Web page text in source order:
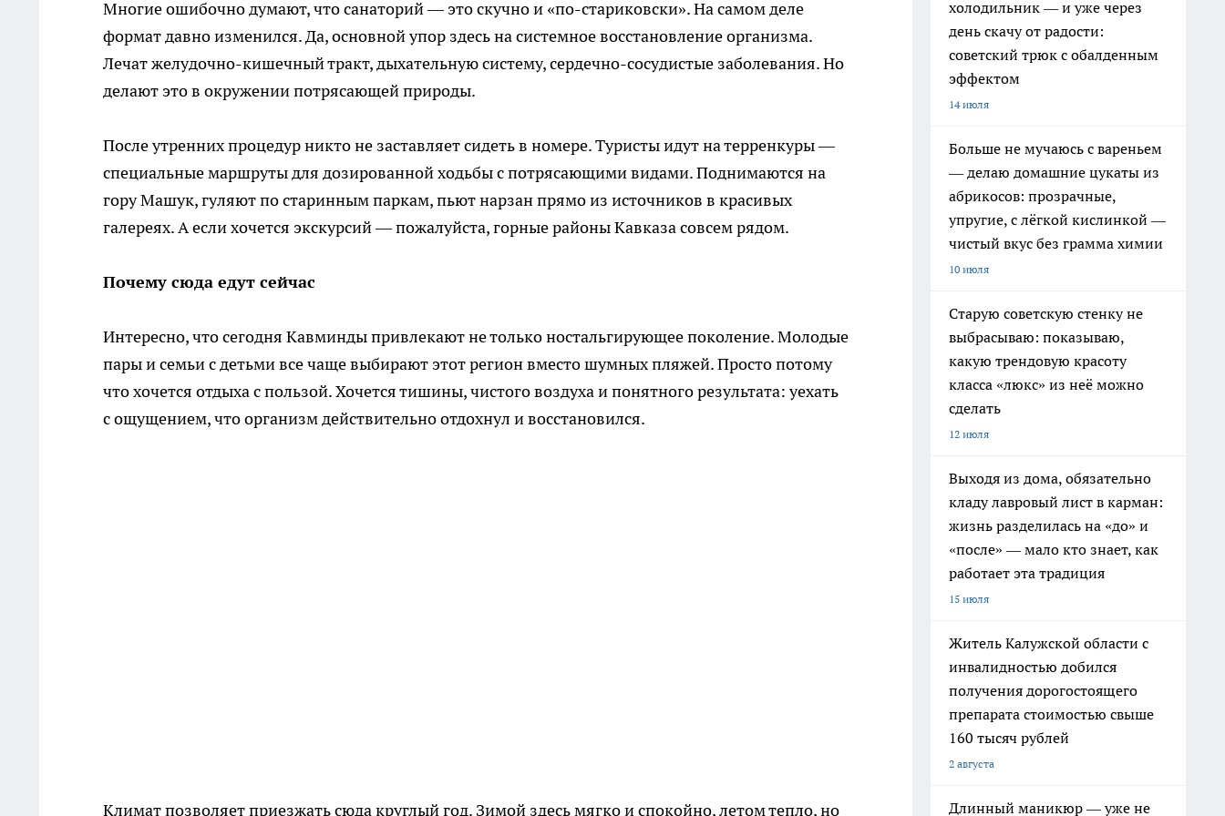
Многие ошибочно думают, что санаторий — это скучно и «по-стариковски». На самом деле
формат давно изменился. Да, основной упор здесь на системное восстановление организма.
Лечат желудочно-кишечный тракт, дыхательную систему, сердечно-сосудистые заболевания. Но
делают это в окружении потрясающей природы.
После утренних процедур никто не заставляет сидеть в номере. Туристы идут на терренкуры —
специальные маршруты для дозированной ходьбы с потрясающими видами. Поднимаются на
гору Машук, гуляют по старинным паркам, пьют нарзан прямо из источников в красивых
галереях. А если хочется экскурсий — пожалуйста, горные районы Кавказа совсем рядом.
Почему сюда едут сейчас
Интересно, что сегодня Кавминды привлекают не только ностальгирующее поколение. Молодые
пары и семьи с детьми все чаще выбирают этот регион вместо шумных пляжей. Просто потому
что хочется отдыха с пользой. Хочется тишины, чистого воздуха и понятного результата: уехать
с ощущением, что организм действительно отдохнул и восстановился.
Климат позволяет приезжать сюда круглый год. Зимой здесь мягко и спокойно, летом тепло, но
холодильник — и уже через
день скачу от радости:
советский трюк с обалденным
эффектом
14 июля
Больше не мучаюсь с вареньем
— делаю домашние цукаты из
абрикосов: прозрачные,
упругие, с лёгкой кислинкой —
чистый вкус без грамма химии
10 июля
Старую советскую стенку не
выбрасываю: показываю,
какую трендовую красоту
класса «люкс» из неё можно
сделать
12 июля
Выходя из дома, обязательно
кладу лавровый лист в карман:
жизнь разделилась на «до» и
«после» — мало кто знает, как
работает эта традиция
15 июля
Житель Калужской области с
инвалидностью добился
получения дорогостоящего
препарата стоимостью свыше
160 тысяч рублей
2 августа
Длинный маникюр — уже не